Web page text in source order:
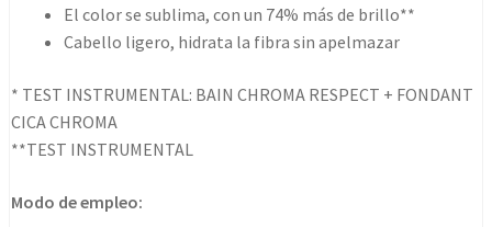
El color se sublima, con un 74% más de brillo**
Cabello ligero, hidrata la fibra sin apelmazar
* TEST INSTRUMENTAL: BAIN CHROMA RESPECT + FONDANT
CICA CHROMA
**TEST INSTRUMENTAL
Modo de empleo: